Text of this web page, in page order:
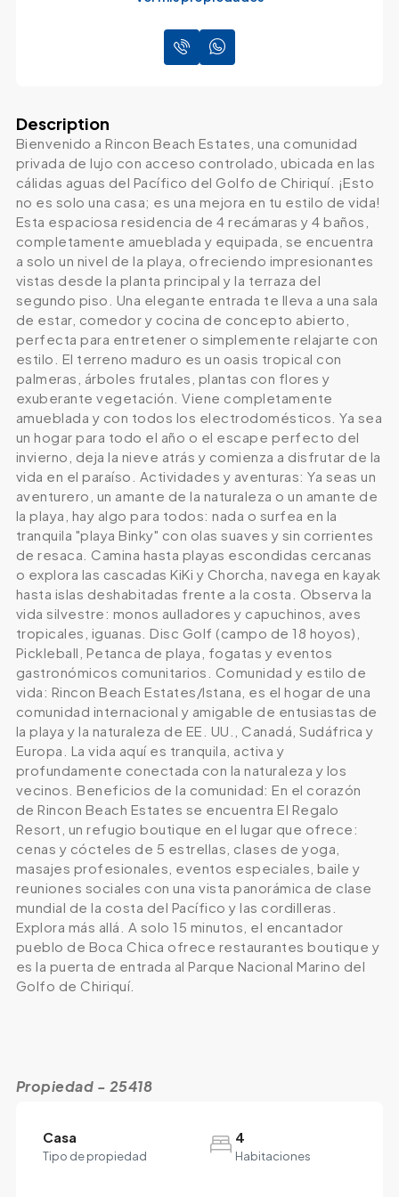
Description
Bienvenido a Rincon Beach Estates, una comunidad
privada de lujo con acceso controlado, ubicada en las
cálidas aguas del Pacífico del Golfo de Chiriquí. ¡Esto
no es solo una casa; es una mejora en tu estilo de vida!
Esta espaciosa residencia de 4 recámaras y 4 baños,
completamente amueblada y equipada, se encuentra
a solo un nivel de la playa, ofreciendo impresionantes
vistas desde la planta principal y la terraza del
segundo piso. Una elegante entrada te lleva a una sala
de estar, comedor y cocina de concepto abierto,
perfecta para entretener o simplemente relajarte con
estilo. El terreno maduro es un oasis tropical con
palmeras, árboles frutales, plantas con flores y
exuberante vegetación. Viene completamente
amueblada y con todos los electrodomésticos. Ya sea
un hogar para todo el año o el escape perfecto del
invierno, deja la nieve atrás y comienza a disfrutar de la
vida en el paraíso. Actividades y aventuras: Ya seas un
aventurero, un amante de la naturaleza o un amante de
la playa, hay algo para todos: nada o surfea en la
tranquila "playa Binky" con olas suaves y sin corrientes
de resaca. Camina hasta playas escondidas cercanas
o explora las cascadas KiKi y Chorcha, navega en kayak
hasta islas deshabitadas frente a la costa. Observa la
vida silvestre: monos aulladores y capuchinos, aves
tropicales, iguanas. Disc Golf (campo de 18 hoyos),
Pickleball, Petanca de playa, fogatas y eventos
gastronómicos comunitarios. Comunidad y estilo de
vida: Rincon Beach Estates/Istana, es el hogar de una
comunidad internacional y amigable de entusiastas de
la playa y la naturaleza de EE. UU., Canadá, Sudáfrica y
Europa. La vida aquí es tranquila, activa y
profundamente conectada con la naturaleza y los
vecinos. Beneficios de la comunidad: En el corazón
de Rincon Beach Estates se encuentra El Regalo
Resort, un refugio boutique en el lugar que ofrece:
cenas y cócteles de 5 estrellas, clases de yoga,
masajes profesionales, eventos especiales, baile y
reuniones sociales con una vista panorámica de clase
mundial de la costa del Pacífico y las cordilleras.
Explora más allá. A solo 15 minutos, el encantador
pueblo de Boca Chica ofrece restaurantes boutique y
es la puerta de entrada al Parque Nacional Marino del
Golfo de Chiriquí.
Propiedad - 25418
Casa
Tipo de propiedad
4
Habitaciones